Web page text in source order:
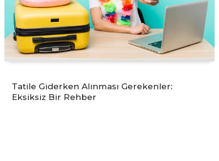
Tatile Giderken Alınması Gerekenler:
Eksiksiz Bir Rehber